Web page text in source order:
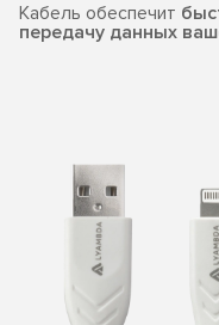
Кабель обеспечит
передачу данных